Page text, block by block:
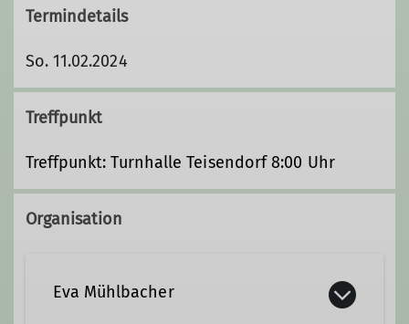
Termindetails
So. 11.02.2024
Treffpunkt
Treffpunkt: Turnhalle Teisendorf 8:00 Uhr
Organisation
Eva Mühlbacher